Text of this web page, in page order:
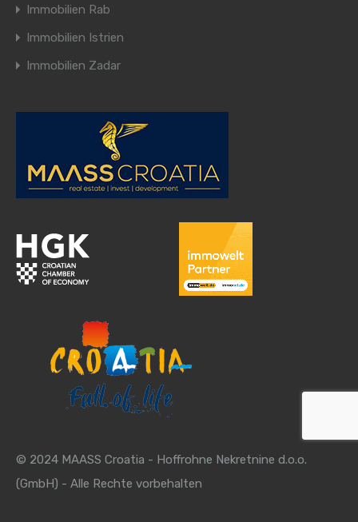
Immobilien Rab
Immobilien Istrien
Immobilien Zadar
© 2024 MAASS Croatia - Hoffrohne Nekretnine d.o.o.
(GmbH) - Alle Rechte vorbehalten